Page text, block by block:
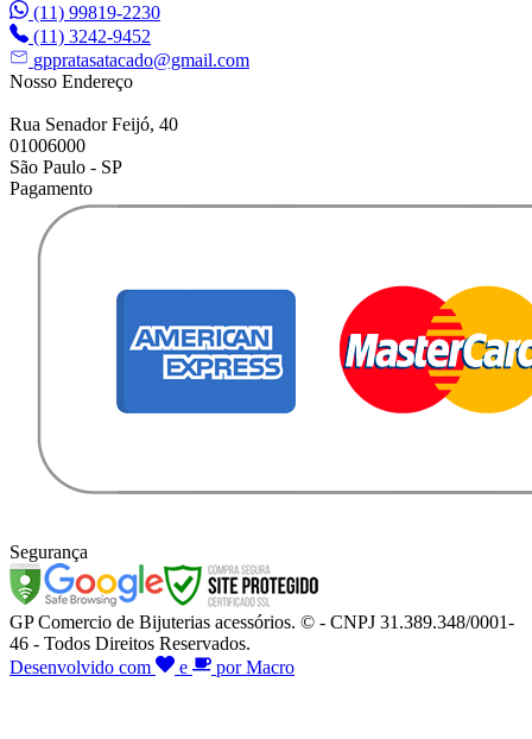
(11) 99819-2230
(11) 3242-9452
gppratasatacado@gmail.com
Nosso Endereço
Rua Senador Feijó, 40
01006000
São Paulo - SP
Pagamento
Segurança
GP Comercio de Bijuterias acessórios. © - CNPJ 31.389.348/0001-
46 - Todos Direitos Reservados.
Desenvolvido com
e por Macro